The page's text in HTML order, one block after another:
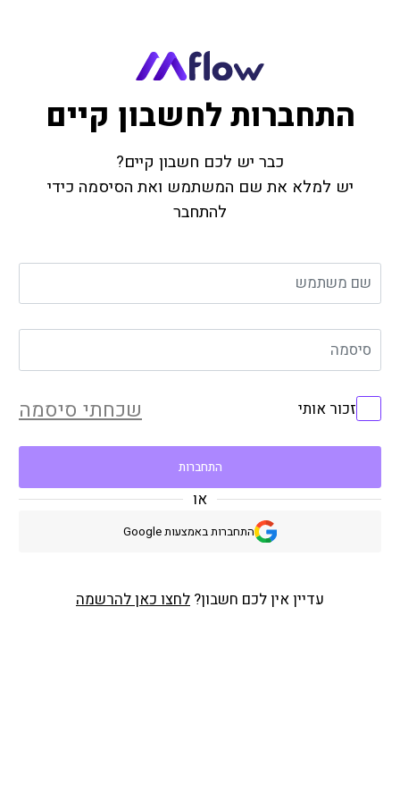
התחברות לחשבון קיים
כבר יש לכם חשבון קיים?
יש למלא את שם המשתמש ואת הסיסמה כידי
להתחבר
שם משתמש
סיסמה
זכור אותי שכחתי סיסמה
התחברות
או
התחברות באמצעות Google
עדיין אין לכם חשבון? לחצו כאן להרשמה